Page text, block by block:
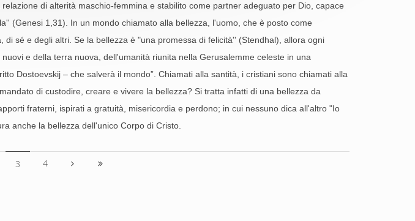
di alterità maschio-femmina e stabilito come partner adeguato per Dio, capace
(Genesi 1,31). In un mondo chiamato alla bellezza, l'uomo, che è posto come
sé e degli altri. Se la bellezza è "una promessa di felicità'' (Stendhal), allora ogni
e della terra nuova, dell'umanità riunita nella Gerusalemme celeste in una
Dostoevskij – che salverà il mondo”. Chiamati alla santità, i cristiani sono chiamati alla
di custodire, creare e vivere la bellezza? Si tratta infatti di una bellezza da
fraterni, ispirati a gratuità, misericordia e perdono; in cui nessuno dica all'altro "Io
anche la bellezza dell'unico Corpo di Cristo.
3 4